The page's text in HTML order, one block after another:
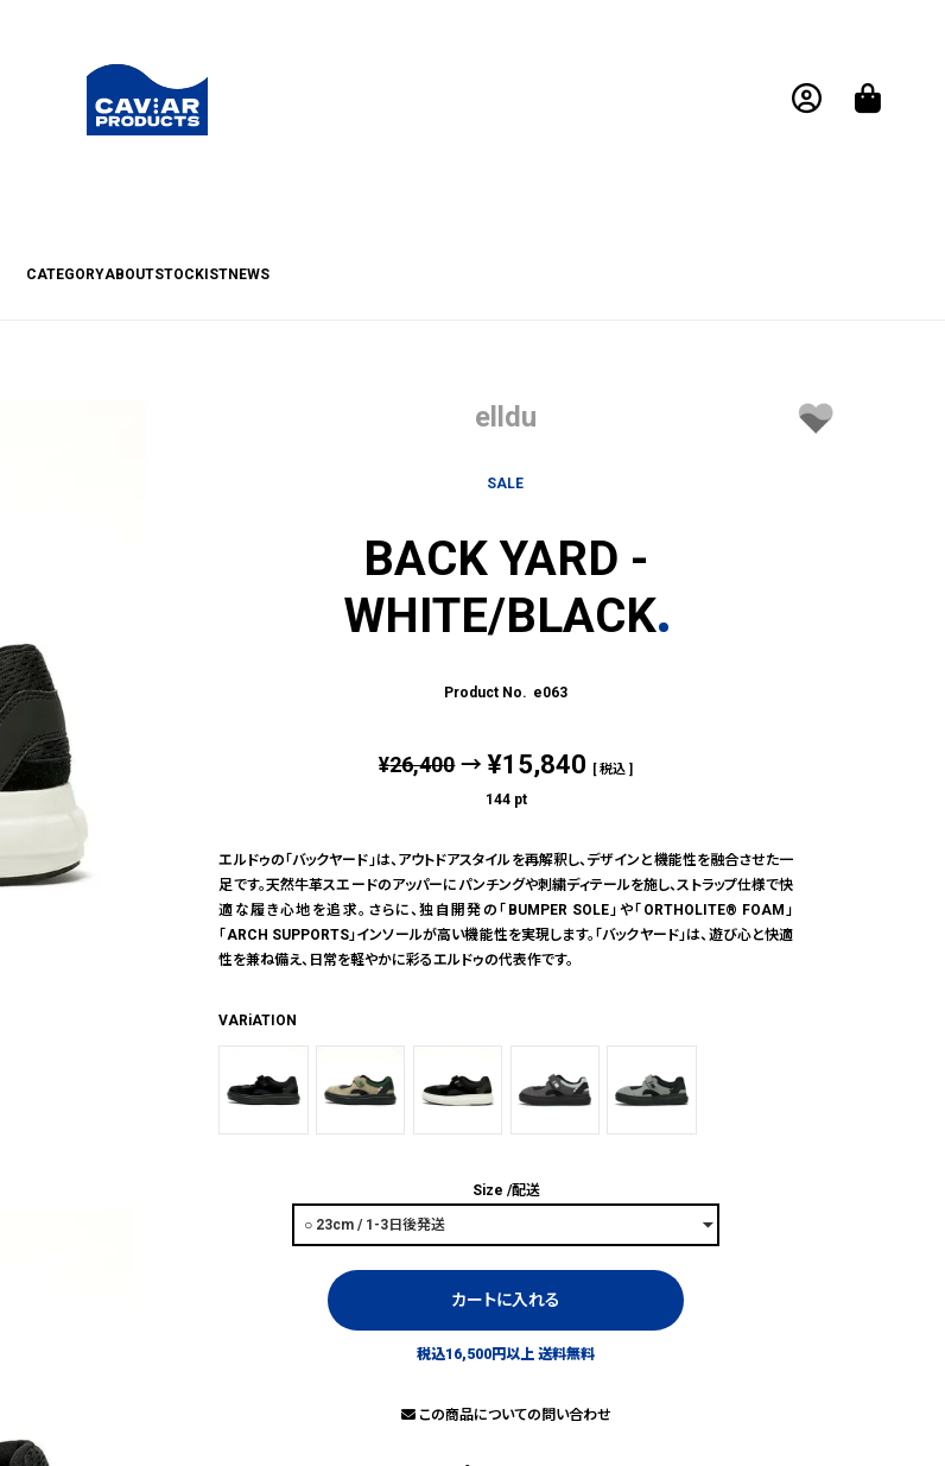
CATEGORYABOUTSTOCKISTNEWS
elldu
SALE
BACK YARD -
WHITE/BLACK
e063
¥26,400 → ¥15,840 税込
144 pt
エルドゥの「バックヤード」は、アウトドアスタイルを再解釈し、デザインと機能性を融合させた一
足です。天然牛革スエードのアッパーにパンチングや刺繍ディテールを施し、ストラップ仕様で快
適な履き心地を追求。さらに、独自開発の「BUMPER SOLE」や「ORTHOLITE® FOAM」
「ARCH SUPPORTS」インソールが高い機能性を実現します。「バックヤード」は、遊び心と快適
性を兼ね備え、日常を軽やかに彩るエルドゥの代表作です。
VARiATION
Size 配送
カートに入れる
税込16,500円以上 送料無料
この商品についての問い合わせ